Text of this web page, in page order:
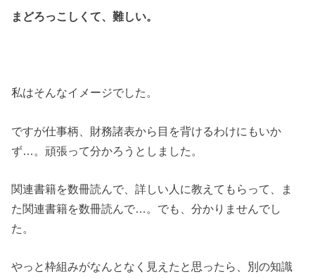
まどろっこしくて、難しい。
私はそんなイメージでした。
ですが仕事柄、財務諸表から目を背けるわけにもいか
ず…。頑張って分かろうとしました。
関連書籍を数冊読んで、詳しい人に教えてもらって、ま
た関連書籍を数冊読んで…。でも、分かりませんでし
た。
やっと枠組みがなんとなく見えたと思ったら、別の知識